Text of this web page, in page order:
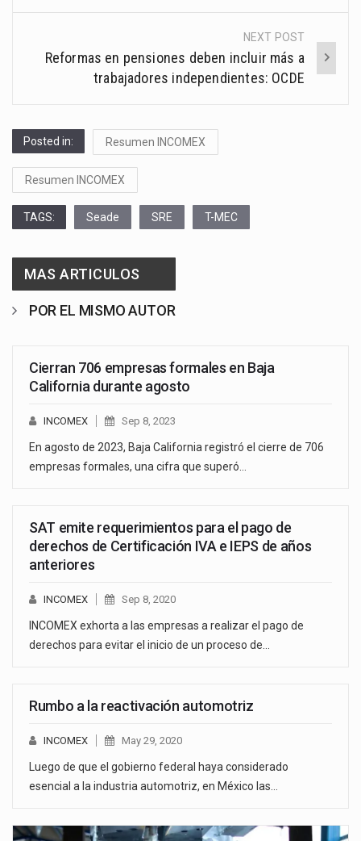
NEXT POST
Reformas en pensiones deben incluir más a
trabajadores independientes: OCDE
Posted in: Resumen INCOMEX
Resumen INCOMEX
TAGS: Seade SRE T-MEC
MAS ARTICULOS
POR EL MISMO AUTOR
Cierran 706 empresas formales en Baja
California durante agosto
INCOMEX Sep 8, 2023
En agosto de 2023, Baja California registró el cierre de 706
empresas formales, una cifra que superó…
SAT emite requerimientos para el pago de
derechos de Certificación IVA e IEPS de años
anteriores
INCOMEX Sep 8, 2020
INCOMEX exhorta a las empresas a realizar el pago de
derechos para evitar el inicio de un proceso de…
Rumbo a la reactivación automotriz
INCOMEX May 29, 2020
Luego de que el gobierno federal haya considerado
esencial a la industria automotriz, en México las…